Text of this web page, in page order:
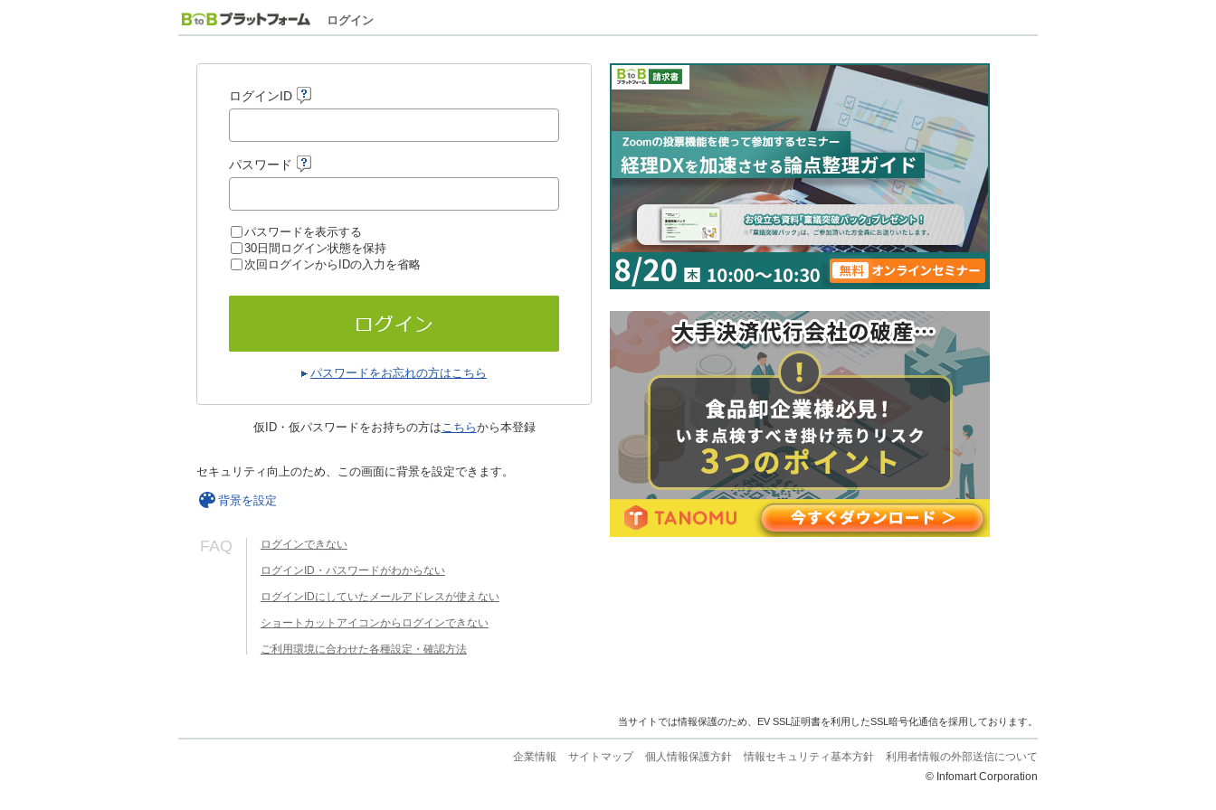
ログイン
ログインID
パスワード
パスワードを表示する
30日間ログイン状態を保持
次回ログインからIDの入力を省略
パスワードをお忘れの方はこちら
仮ID・仮パスワードをお持ちの方はこちらから本登録
セキュリティ向上のため、この画面に背景を設定できます。
背景を設定
FAQ ログインできない
ログインID・パスワードがわからない
ログインIDにしていたメールアドレスが使えない
ショートカットアイコンからログインできない
ご利用環境に合わせた各種設定・確認方法
当サイトでは情報保護のため、EV SSL証明書を利用したSSL暗号化通信を採用しております。
企業情報 サイトマップ 個人情報保護方針 情報セキュリティ基本方針
利用者情報の外部送信について
© Infomart Corporation